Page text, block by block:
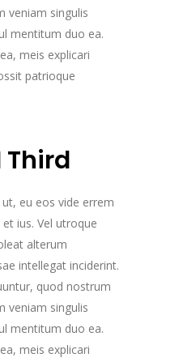
veniam singulis
mentitum duo ea.
meis explicari
patrioque
Third
eu eos vide errem
ius. Vel utroque
alterum
intellegat inciderint.
quod nostrum
veniam singulis
mentitum duo ea.
meis explicari